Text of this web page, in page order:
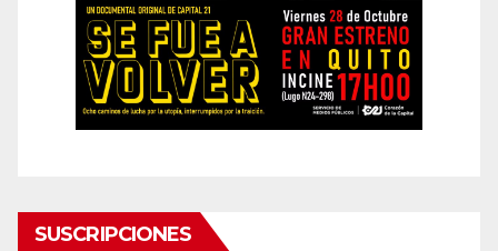
SUSCRIPCIONES